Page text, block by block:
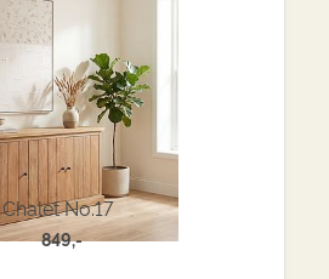
Chalet No.17
849,-